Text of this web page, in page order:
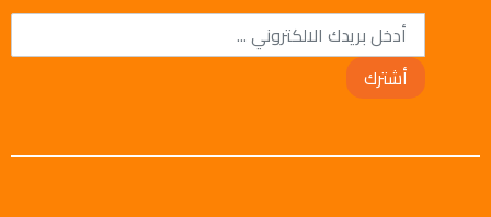
أشترك